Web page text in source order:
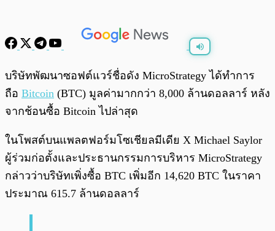
พร้อมเล่น 0:00/
บริษัทพัฒนาซอฟต์แวร์ชื่อดัง MicroStrategy ได้ทำการ
ถือ Bitcoin (BTC) มูลค่ามากกว่า 8,000 ล้านดอลลาร์ หลัง
จากช้อนซื้อ Bitcoin ไปล่าสุด
ในโพสต์บนแพลตฟอร์มโซเชียลมีเดีย X Michael Saylor
ผู้ร่วมก่อตั้งและประธานกรรมการบริหาร MicroStrategy
กล่าวว่าบริษัทเพิ่งซื้อ BTC เพิ่มอีก 14,620 BTC ในราคา
ประมาณ 615.7 ล้านดอลลาร์